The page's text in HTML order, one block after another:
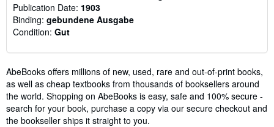
Publication Date: 1903
Binding: gebundene Ausgabe
Condition: Gut
AbeBooks offers millions of new, used, rare and out-of-print books,
as well as cheap textbooks from thousands of booksellers around
the world. Shopping on AbeBooks is easy, safe and 100% secure -
search for your book, purchase a copy via our secure checkout and
the bookseller ships it straight to you.